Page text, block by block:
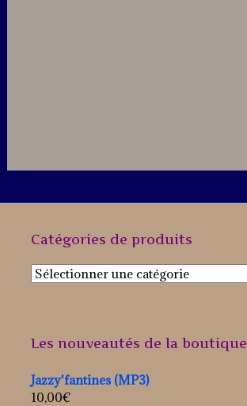
Catégories de produits
Les nouveautés de la boutique
Jazzy'fantines (MP3)
10,00€